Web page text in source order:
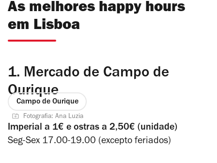
As melhores happy hours
em Lisboa
1. Mercado de Campo de
Ourique
Campo de Ourique
Fotografia: Ana Luzia
Imperial a 1€ e ostras a 2,50€ (unidade)
Seg-Sex 17.00-19.00 (excepto feriados)